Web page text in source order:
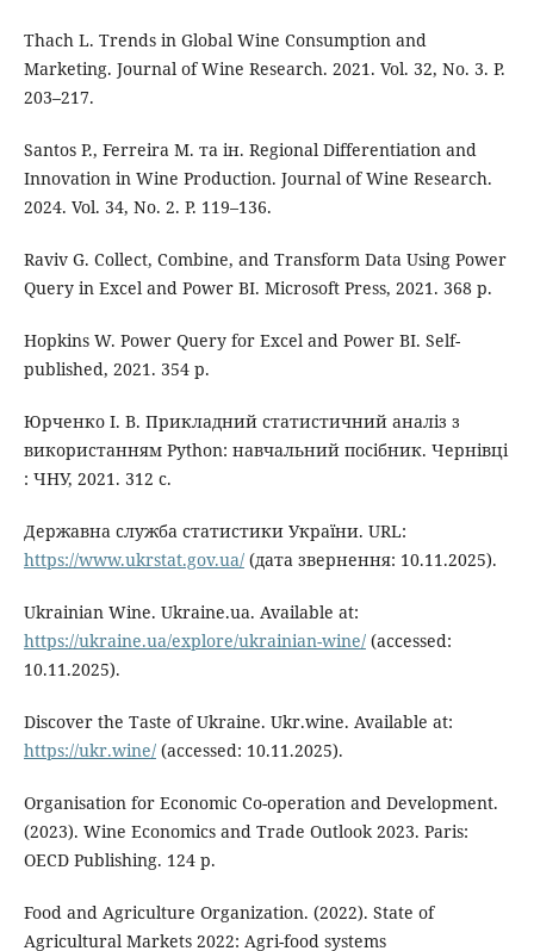
Thach L. Trends in Global Wine Consumption and
Marketing. Journal of Wine Research. 2021. Vol. 32, No. 3. P.
203–217.
Santos P., Ferreira M. та ін. Regional Differentiation and
Innovation in Wine Production. Journal of Wine Research.
2024. Vol. 34, No. 2. P. 119–136.
Raviv G. Collect, Combine, and Transform Data Using Power
Query in Excel and Power BI. Microsoft Press, 2021. 368 p.
Hopkins W. Power Query for Excel and Power BI. Self-
published, 2021. 354 p.
Юрченко І. В. Прикладний статистичний аналіз з
використанням Python: навчальний посібник. Чернівці
: ЧНУ, 2021. 312 с.
Державна служба статистики України. URL:
https://www.ukrstat.gov.ua/(дата звернення: 10.11.2025).
Ukrainian Wine. Ukraine.ua. Available at:
https://ukraine.ua/explore/ukrainian-wine/(accessed:
10.11.2025).
Discover the Taste of Ukraine. Ukr.wine. Available at:
https://ukr.wine/(accessed: 10.11.2025).
Organisation for Economic Co-operation and Development.
(2023). Wine Economics and Trade Outlook 2023. Paris:
OECD Publishing. 124 p.
Food and Agriculture Organization. (2022). State of
Agricultural Markets 2022: Agri-food systems